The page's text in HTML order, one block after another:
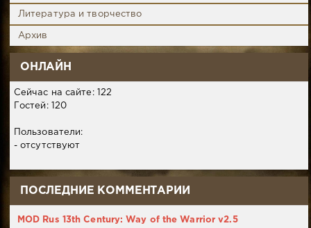
Литература и творчество
Архив
ОНЛАЙН
Сейчас на сайте: 122
Гостей: 120
Пользователи:
- отсутствуют
ПОСЛЕДНИЕ КОММЕНТАРИИ
MOD Rus 13th Century: Way of the Warrior v2.5